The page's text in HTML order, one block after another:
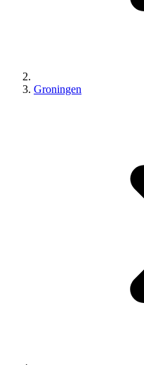
Groningen